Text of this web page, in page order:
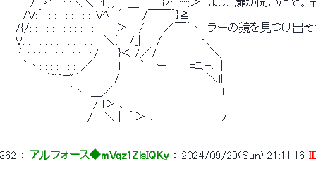
/´ゝ'´: : :＼＼::::l ,.,‘　＿　　　}ﾉ::::::::;＞　よし、扉が開いたぞ。
/V:´: : : : : : : : : :Vﾍ　´　　 /￣￣｀}≧
/{/: : : : : : : : : : : :｜　 ＞--/　　 ／￣｀ヽ　ラーの鏡を見つけ出そ
V: : : : : : : : : : : : : :l ＼{　 /_|　　/　　　　　ﾄ､
{: : : : : : : : : : : : :./　　 }＜./／/　　 　 　 　 ＼
｀丶: : : : : : : :／ 　 　 l　　 ｀　 ー----=ﾆ.ｰ､｜
｀¨`T"´　 　 　 /　　　　　 　 　 　 　 ＼l}
｀丶. ＿／　　　　　　　　　　　　　　l
/ l＞ ､　　　　　　　　　　　　　l
/　|＼ |　｀＞ ､　 　 　 　 　 　 ﾉ
362 ： アルフォース◆mVqz1ZisIQKy ： 2024/09/29(Sun) 21:11:16